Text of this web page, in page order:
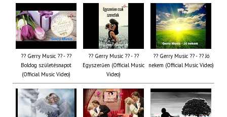
?? Gerry Music ?? - ??
Boldog születésnapot
(Official Music Video)
?? Gerry Music ?? - ??
Egyszerűen (Official Music
Video)
?? Gerry Music ?? - ?? Jó
nekem (Official Music Video)